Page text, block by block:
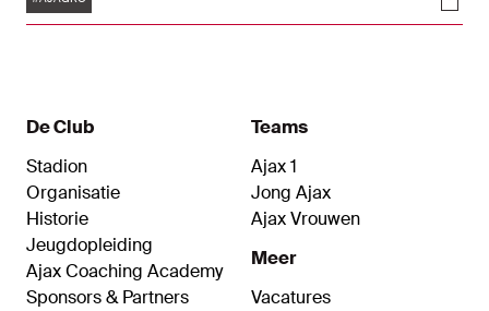
De Club
Stadion
Organisatie
Historie
Jeugdopleiding
Ajax Coaching Academy
Sponsors & Partners
Teams
Ajax 1
Jong Ajax
Ajax Vrouwen
Meer
Vacatures